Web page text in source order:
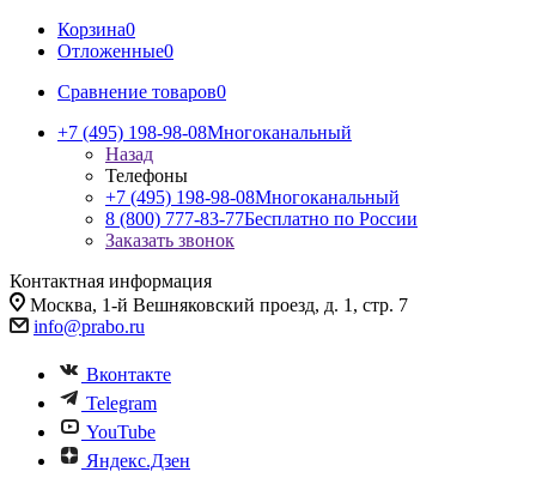
Корзина0
Отложенные0
Сравнение товаров0
+7 (495) 198-98-08Многоканальный
Назад
Телефоны
+7 (495) 198-98-08Многоканальный
8 (800) 777-83-77Бесплатно по России
Заказать звонок
Контактная информация
Москва, 1-й Вешняковский проезд, д. 1, стр. 7
info@prabo.ru
Вконтакте
Telegram
YouTube
Яндекс.Дзен